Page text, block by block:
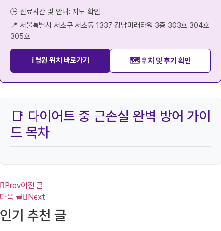
🕒 진료시간 및 안내: 지도 확인
📍 서울특별시 서초구 서초동 1337 강남미래타워 3층 303호 304호
305호
ℹ️ 병원 위치 바로가기 🗺️ 위치 및 후기 확인
📑 다이어트 중 근손실 완벽 방어 가이
드 목차
Prev이전 글
다음 글
Next
인기 추천 글